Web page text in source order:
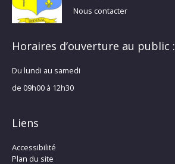
Nous contacter
Horaires d’ouverture au public :
Du lundi au samedi
de 09h00 à 12h30
Liens
Accessibilité
Plan du site